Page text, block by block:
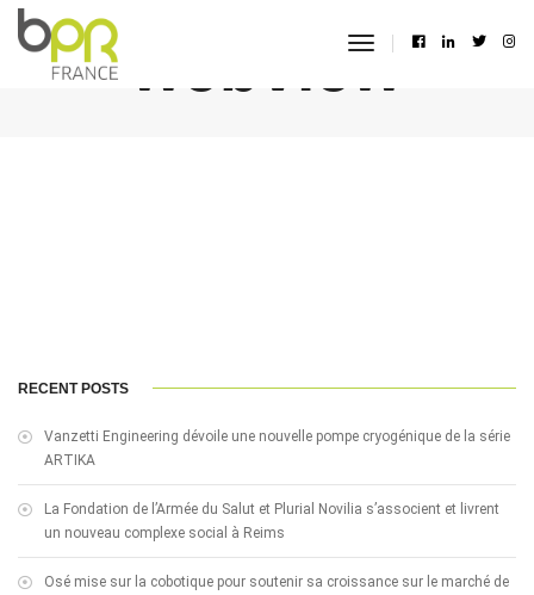
toggle
webview
RECENT POSTS
Vanzetti Engineering dévoile une nouvelle pompe cryogénique de la série
ARTIKA
La Fondation de l’Armée du Salut et Plurial Novilia s’associent et livrent
un nouveau complexe social à Reims
Osé mise sur la cobotique pour soutenir sa croissance sur le marché de